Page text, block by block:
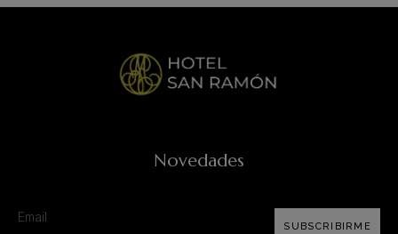
Novedades
SUBSCRIBIRME